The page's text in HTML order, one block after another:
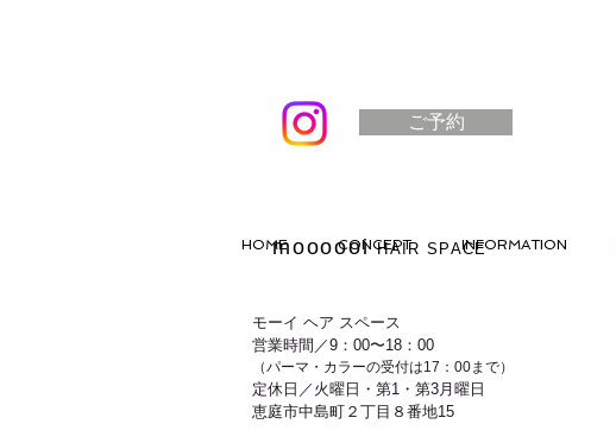
ご予約
HOME CONCEPT INFORMATION
moooooiHAIR SPACE
モーイ ヘア スペース
営業時間／9：00〜18：00
（パーマ・カラーの受付は17：00まで）
定休日／火曜日・第1・第3月曜日
恵庭市中島町２丁目８番地15